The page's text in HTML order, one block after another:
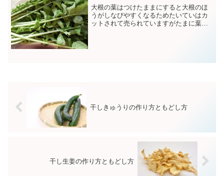
大根の葉はつけたままにすると大根のほ
うがしなびやすくなるためたいていはカ
ットされて売られていますがたまに葉付
干しきゅうりの作り方ともどし方
干し生姜の作り方ともどし方